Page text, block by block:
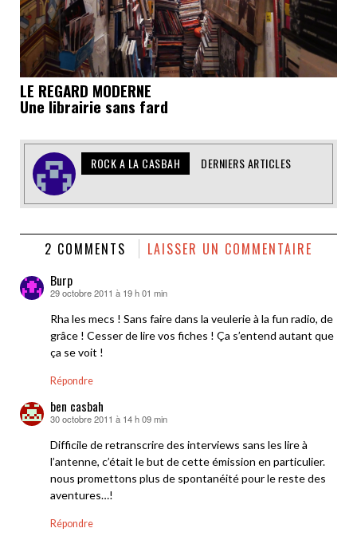
LE REGARD MODERNE
Une librairie sans fard
ROCK A LA CASBAH DERNIERS ARTICLES
2 COMMENTS LAISSER UN COMMENTAIRE
Burp
dit :
29 octobre 2011 à 19 h 01 min
Rha les mecs ! Sans faire dans la veulerie à la fun radio, de
grâce ! Cesser de lire vos fiches ! Ça s’entend autant que
ça se voit !
Répondre
ben casbah
dit :
30 octobre 2011 à 14 h 09 min
Difficile de retranscrire des interviews sans les lire à
l’antenne, c’était le but de cette émission en particulier.
nous promettons plus de spontanéité pour le reste des
aventures…!
Répondre